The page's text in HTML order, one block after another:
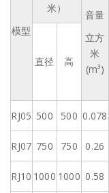
模型
米）
音量
立方
米
(m³)
直径
高
RJ05 500 500 0.078
RJ07 750 750 0.26
RJ10 1000 1000 0.58